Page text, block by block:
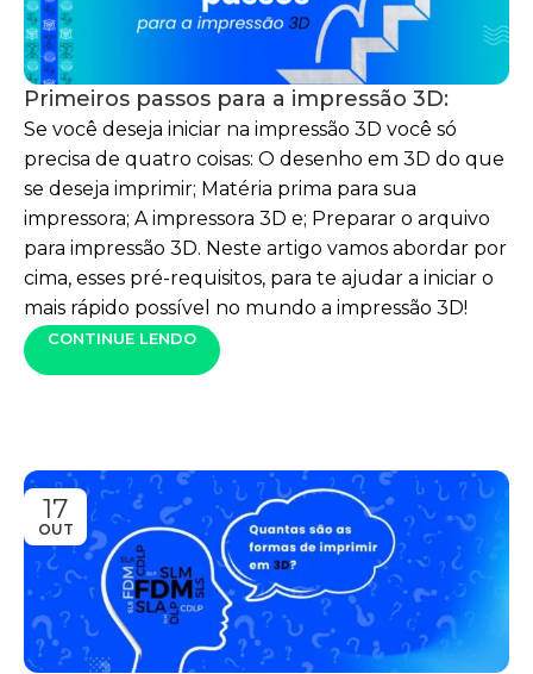
Primeiros passos para a impressão 3D:
Se você deseja iniciar na impressão 3D você só
precisa de quatro coisas: O desenho em 3D do que
se deseja imprimir; Matéria prima para sua
impressora; A impressora 3D e; Preparar o arquivo
para impressão 3D. Neste artigo vamos abordar por
cima, esses pré-requisitos, para te ajudar a iniciar o
mais rápido possível no mundo a impressão 3D!
CONTINUE LENDO
17
OUT